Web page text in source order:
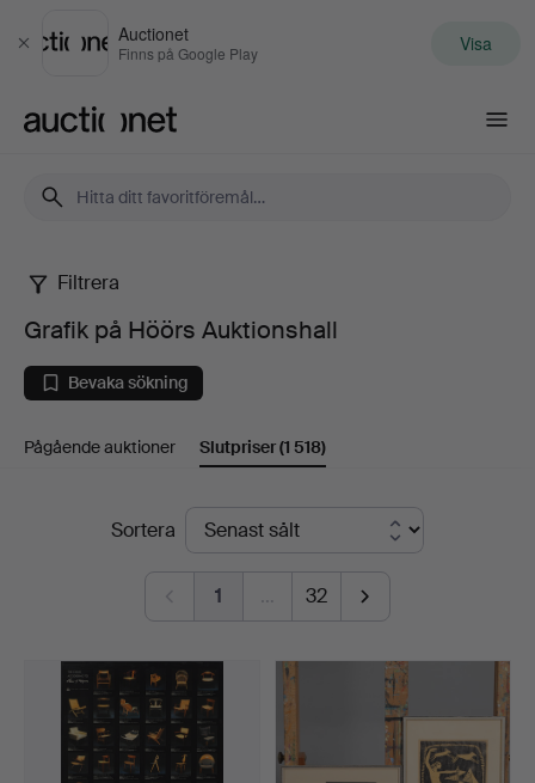
Stäng
Auctionet
Finns på Google Play Visa
Grafik
på
Höörs
Auktionshall
Filtrera
Grafik på Höörs Auktionshall
Bevaka sökning
Pågående auktioner Slutpriser(1 518)
SlutpriserSortera
1 … 32